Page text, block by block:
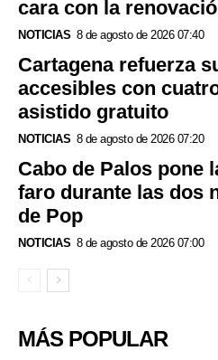
cara con la
NOTICIAS 8 de agosto de 2026 07:40
Cartagena refuerza
accesibles con
asistido gratuito
NOTICIAS 8 de agosto de 2026 07:20
Cabo de Palos pone
faro durante las dos
de Pop
NOTICIAS 8 de agosto de 2026 07:00
MÁS POPULAR